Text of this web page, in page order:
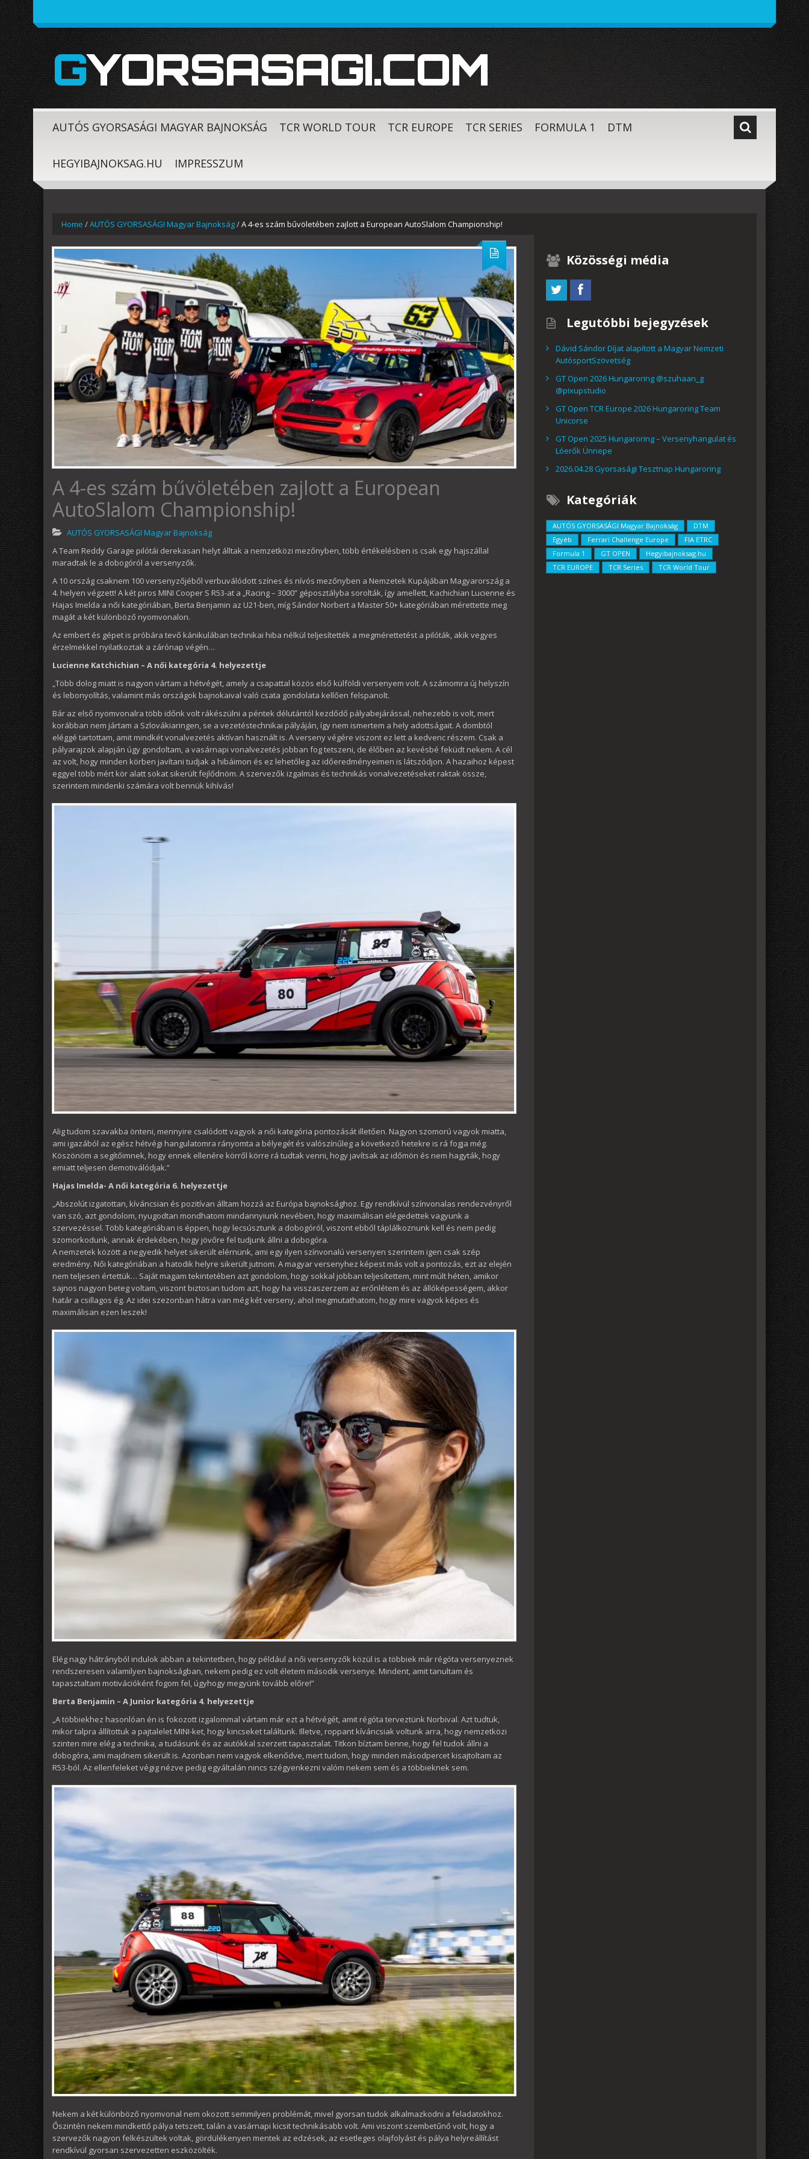
GYORSASAGI.COM
AUTÓS GYORSASÁGI MAGYAR BAJNOKSÁG TCR WORLD TOUR TCR EUROPE TCR SERIES FORMULA 1 DTM
HEGYIBAJNOKSAG.HU IMPRESSZUM
Home /AUTÓS GYORSASÁGI Magyar Bajnokság/A 4-es szám bűvöletében zajlott a European AutoSlalom Championship!
A 4-es szám bűvöletében zajlott a European
AutoSlalom Championship!
AUTÓS GYORSASÁGI Magyar Bajnokság
A Team Reddy Garage pilótái derekasan helyt álltak a nemzetközi mezőnyben, több értékelésben is csak egy hajszállal
maradtak le a dobogóról a versenyzők.
A 10 ország csaknem 100 versenyzőjéből verbuválódott színes és nívós mezőnyben a Nemzetek Kupájában Magyarország a
4. helyen végzett! A két piros MINI Cooper S R53-at a „Racing – 3000” géposztályba sorolták, így amellett, Kachichian Lucienne és
Hajas Imelda a női kategóriában, Berta Benjamin az U21-ben, míg Sándor Norbert a Master 50+ kategóriában mérettette meg
magát a két különböző nyomvonalon.
Az embert és gépet is próbára tevő kánikulában technikai hiba nélkül teljesítették a megmérettetést a pilóták, akik vegyes
érzelmekkel nyilatkoztak a zárónap végén…
Lucienne Katchichian – A női kategória 4. helyezettje
„Több dolog miatt is nagyon vártam a hétvégét, amely a csapattal közös első külföldi versenyem volt. A számomra új helyszín
és lebonyolítás, valamint más országok bajnokaival való csata gondolata kellően felspanolt.
Bár az első nyomvonalra több időnk volt rákészülni a péntek délutántól kezdődő pályabejárással, nehezebb is volt, mert
korábban nem jártam a Szlovákiaringen, se a vezetéstechnikai pályáján, így nem ismertem a hely adottságait. A dombtól
eléggé tartottam, amit mindkét vonalvezetés aktívan használt is. A verseny végére viszont ez lett a kedvenc részem. Csak a
pályarajzok alapján úgy gondoltam, a vasárnapi vonalvezetés jobban fog tetszeni, de élőben az kevésbé feküdt nekem. A cél
az volt, hogy minden körben javítani tudjak a hibáimon és ez lehetőleg az időeredményeimen is látszódjon. A hazaihoz képest
eggyel több mért kör alatt sokat sikerült fejlődnöm. A szervezők izgalmas és technikás vonalvezetéseket raktak össze,
szerintem mindenki számára volt bennük kihívás!
Alig tudom szavakba önteni, mennyire csalódott vagyok a női kategória pontozását illetően. Nagyon szomorú vagyok miatta,
ami igazából az egész hétvégi hangulatomra rányomta a bélyegét és valószínűleg a következő hetekre is rá fogja még.
Köszönöm a segítőimnek, hogy ennek ellenére körről körre rá tudtak venni, hogy javítsak az időmön és nem hagyták, hogy
emiatt teljesen demotiválódjak.”
Hajas Imelda- A női kategória 6. helyezettje
„Abszolút izgatottan, kíváncsian és pozitívan álltam hozzá az Európa bajnoksághoz. Egy rendkívül színvonalas rendezvényről
van szó, azt gondolom, nyugodtan mondhatom mindannyiunk nevében, hogy maximálisan elégedettek vagyunk a
szervezéssel. Több kategóriában is éppen, hogy lecsúsztunk a dobogóról, viszont ebből táplálkoznunk kell és nem pedig
szomorkodunk, annak érdekében, hogy jövőre fel tudjunk állni a dobogóra.
A nemzetek között a negyedik helyet sikerült elérnünk, ami egy ilyen színvonalú versenyen szerintem igen csak szép
eredmény. Női kategóriában a hatodik helyre sikerült jutnom. A magyar versenyhez képest más volt a pontozás, ezt az elején
nem teljesen értettük… Saját magam tekintetében azt gondolom, hogy sokkal jobban teljesítettem, mint múlt héten, amikor
sajnos nagyon beteg voltam, viszont biztosan tudom azt, hogy ha visszaszerzem az erőnlétem és az állóképességem, akkor
határ a csillagos ég. Az idei szezonban hátra van még két verseny, ahol megmutathatom, hogy mire vagyok képes és
maximálisan ezen leszek!
Elég nagy hátrányból indulok abban a tekintetben, hogy például a női versenyzők közül is a többiek már régóta versenyeznek
rendszeresen valamilyen bajnokságban, nekem pedig ez volt életem második versenye. Mindent, amit tanultam és
tapasztaltam motivációként fogom fel, úgyhogy megyünk tovább előre!”
Berta Benjamin – A Junior kategória 4. helyezettje
„A többiekhez hasonlóan én is fokozott izgalommal vártam már ezt a hétvégét, amit régóta terveztünk Norbival. Azt tudtuk,
mikor talpra állítottuk a pajtalelet MINI-ket, hogy kincseket találtunk. Illetve, roppant kíváncsiak voltunk arra, hogy nemzetközi
szinten mire elég a technika, a tudásunk és az autókkal szerzett tapasztalat. Titkon bíztam benne, hogy fel tudok állni a
dobogóra, ami majdnem sikerült is. Azonban nem vagyok elkenődve, mert tudom, hogy minden másodpercet kisajtoltam az
R53-ból. Az ellenfeleket végig nézve pedig egyáltalán nincs szégyenkezni valóm nekem sem és a többieknek sem.
Nekem a két különböző nyomvonal nem okozott semmilyen problémát, mivel gyorsan tudok alkalmazkodni a feladatokhoz.
Őszintén nekem mindkettő pálya tetszett, talán a vasárnapi kicsit technikásabb volt. Ami viszont szembetűnő volt, hogy a
szervezők nagyon felkészültek voltak, gördülékenyen mentek az edzések, az esetleges olajfolyást és pálya helyreállítást
rendkívül gyorsan szervezetten eszközölték.
Közösségi média
Legutóbbi bejegyzések
Dávid Sándor Díjat alapított a Magyar Nemzeti
AutósportSzövetség
GT Open 2026 Hungaroring @szuhaan_g
@pixupstudio
GT Open TCR Europe 2026 Hungaroring Team
Unicorse
GT Open 2025 Hungaroring – Versenyhangulat és
Lóerők Ünnepe
2026.04.28 Gyorsasági Tesztnap Hungaroring
Kategóriák
AUTÓS GYORSASÁGI Magyar Bajnokság
DTM
Egyéb
Ferrari Challenge Europe
FIA ETRC
Formula 1
GT OPEN
Hegyibajnoksag.hu
TCR EUROPE
TCR Series TCR World Tour